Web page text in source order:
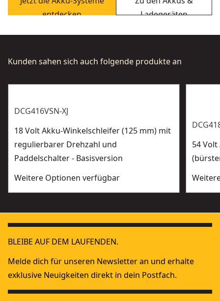
entdecken
Ladegeräten
Kunden sahen sich auch folgende produkte an
DCG416VSN-XJ
18 Volt Akku-Winkelschleifer (125 mm) mit
regulierbarer Drehzahl und
Paddelschalter - Basisversion
Weitere Optionen verfügbar
54
BLEIBE AUF DEM LAUFENDEN.
Melde dich für unseren Newsletter an und erhalte
exklusive Neuigkeiten direkt in dein Postfach.